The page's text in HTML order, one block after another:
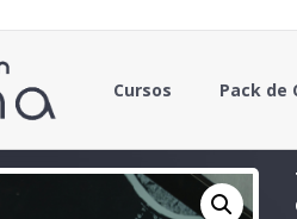
Cursos Pack de